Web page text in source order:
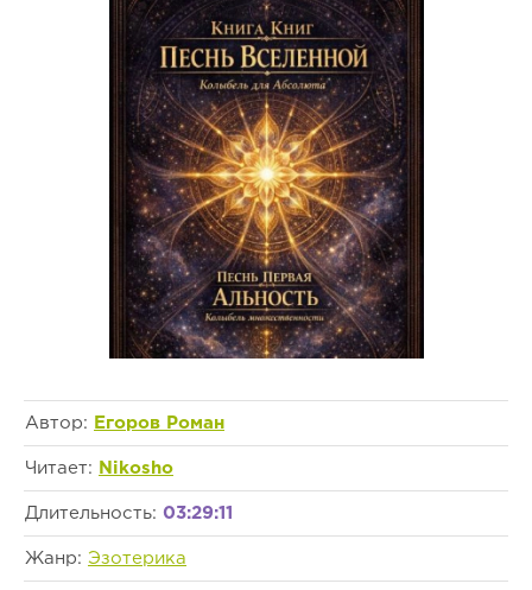
Автор: Егоров Роман
Читает: Nikosho
Длительность: 03:29:11
Жанр: Эзотерика